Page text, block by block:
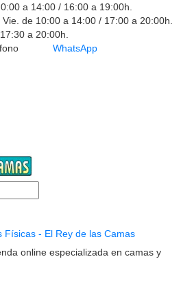
a 14:00 / 16:00 a 19:00h.
Vie. de 10:00 a 14:00 / 17:00 a 20:00h.
a 20:00h.
WhatsApp
Físicas - El Rey de las Camas
online especializada en camas y